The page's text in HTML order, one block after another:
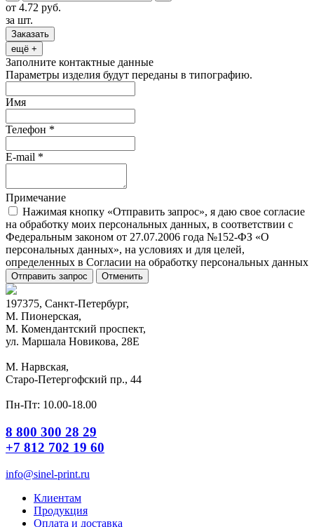
от 4.72 руб.
за шт.
Заказать
ещё +
Заполните контактные данные
Параметры изделия будут переданы в типографию.
Имя
Телефон *
E-mail *
Примечание
Нажимая кнопку «Отправить запрос», я даю свое согласие
на обработку моих персональных данных, в соответствии с
Федеральным законом от 27.07.2006 года №152-ФЗ «О
персональных данных», на условиях и для целей,
определенных в Согласии на обработку персональных данных
Отправить запрос Отменить
197375, Санкт-Петербург,
М. Пионерская,
М. Комендантский проспект,
ул. Маршала Новикова, 28Е
М. Нарвская,
Старо-Петергофский пр., 44
Пн-Пт: 10.00-18.00
8 800 300 28 29
+7 812 702 19 60
info@sinel-print.ru
Клиентам
Продукция
Оплата и доставка